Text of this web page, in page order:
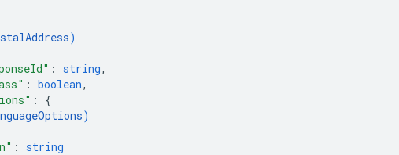
)
: string,
: boolean,
: {
)
: string